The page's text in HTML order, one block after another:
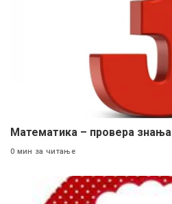
Математика – провера знања
0 мин за читање